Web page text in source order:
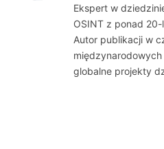
Ekspert w
OSINT z ponad
Autor publikacji w
globalne projekty